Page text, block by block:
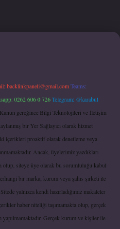
backlinkpaneli@gmail.com Teams:
0262 606 0 726Telegram: @karabul
Kanun gereğince Bilgi Teknolojileri ve İletişim
bir Yer Sağlayıcı olarak hizmet
içerikleri proaktif olarak denetleme veya
Ancak, üyelerimiz yazdıkları
olup, siteye üye olarak bu sorumluluğu kabul
bir marka, kurum veya şahıs şirketi ile
yalnızca kendi hazırladığımız makaleler
haber niteliği taşımamakta olup, gerçek
yapılmamaktadır. Gerçek kurum ve kişiler ile